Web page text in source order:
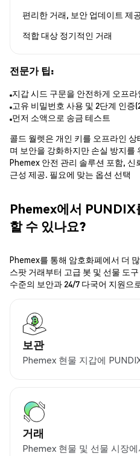
편리한 거래, 보안 업데이트 제
적합 대상 정기적인 거래
전문가 팁:
지갑 시드 구문을 안전하게 오프라
고유 비밀번호 사용 및 2단계 인증
먼저 소액으로 송금 테스트
콜드 월렛은 개인 키를 오프라인
며 보안을 강화하지만 손실 방지를
Phemex 안전 관리 솔루션 포함, 신
근성 제공. 필요에 맞는 옵션 선택
Phemex에서 PUNDIX
할 수 있나요?
Phemex를 통해 암호화폐에서 더
스팟 거래부터 고급 봇 및 선물 도
수준의 보안과 24/7 다국어 지원으
보관
Phemex 현물 지갑에
거래
Phemex 현물 및 선물 시장